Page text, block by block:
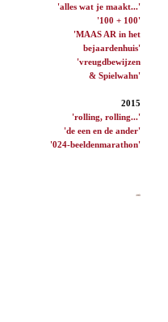
'alles wat je maakt...'
'100 + 100'
'MAAS AR in het
bejaardenhuis'
'vreugdbewijzen
& Spielwahn'
2015
'rolling, rolling...'
'de een en de ander'
'024-beeldenmarathon'